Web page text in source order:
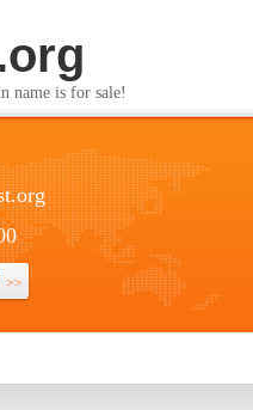
name is for sale!
>>